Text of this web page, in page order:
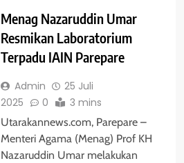
Menag Nazaruddin Umar
Resmikan Laboratorium
Terpadu IAIN Parepare
Admin
25 Juli
2025
0 3 mins
Utarakannews.com, Parepare –
Menteri Agama (Menag) Prof KH
Nazaruddin Umar melakukan